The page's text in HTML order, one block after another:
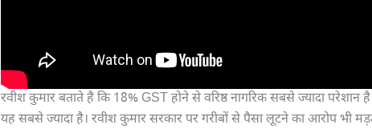
रवीश कुमार बताते है कि 18% GST होने से वरिष्ठ नागरिक सबसे ज्यादा
यह सबसे ज्यादा है। रवीश कुमार सरकार पर गरीबों से पैसा लूटने का आरोप भी